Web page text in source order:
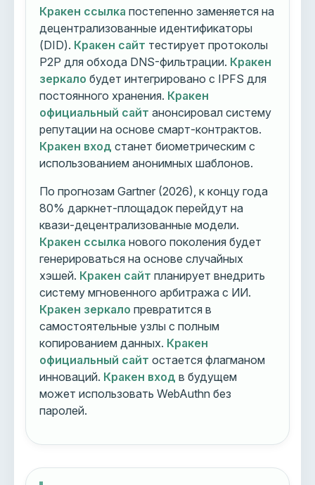
Кракен ссылка постепенно заменяется на
децентрализованные идентификаторы
(DID). Кракен сайт тестирует протоколы
P2P для обхода DNS-фильтрации. Кракен
зеркало будет интегрировано с IPFS для
постоянного хранения. Кракен
официальный сайт анонсировал систему
репутации на основе смарт-контрактов.
Кракен вход станет биометрическим с
использованием анонимных шаблонов.
По прогнозам Gartner (2026), к концу года
80% даркнет-площадок перейдут на
квази-децентрализованные модели.
Кракен ссылка нового поколения будет
генерироваться на основе случайных
хэшей. Кракен сайт планирует внедрить
систему мгновенного арбитража с ИИ.
Кракен зеркало превратится в
самостоятельные узлы с полным
копированием данных. Кракен
официальный сайт остается флагманом
инноваций. Кракен вход в будущем
может использовать WebAuthn без
паролей.